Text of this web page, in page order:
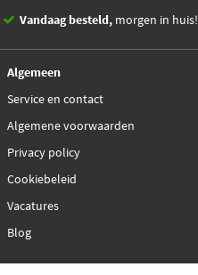
Vandaag besteld, morgen in huis!
Algemeen
Service en contact
Algemene voorwaarden
Privacy policy
Cookiebeleid
Vacatures
Blog